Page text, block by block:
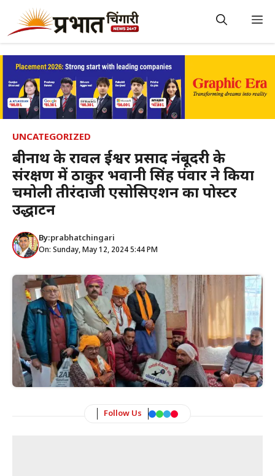
content
UNCATEGORIZED
बद्रीनाथ के रावल ईश्वर प्रसाद नंबूदरी के
संरक्षण में ठाकुर भवानी सिंह पंवार ने किया
चमोली तीरंदाजी एसोसिएशन का पोस्टर
उद्धाटन
By:prabhatchingari
On: Sunday, May 12, 2024 5:44 PM
Follow Us